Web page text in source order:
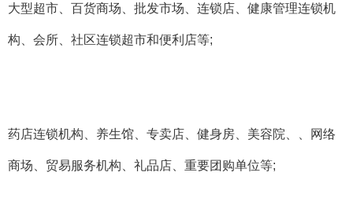
大型超市、百货商场、批发市场、连锁店、健康管理连锁机
构、会所、社区连锁超市和便利店等;
药店连锁机构、养生馆、专卖店、健身房、美容院、、网络
商场、贸易服务机构、礼品店、重要团购单位等;